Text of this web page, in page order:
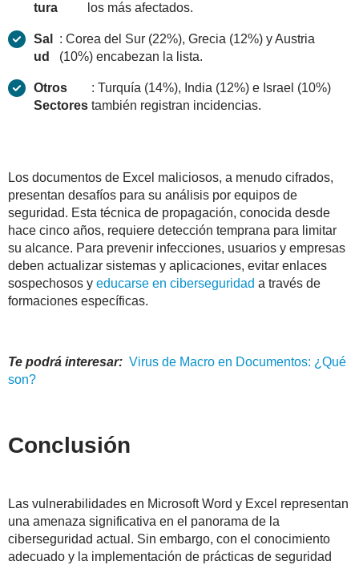
tura
los más afectados.
Sal
ud
: Corea del Sur (22%), Grecia (12%) y Austria
(10%) encabezan la lista.
Otros
Sectores
: Turquía (14%), India (12%) e Israel (10%)
también registran incidencias.
Los documentos de Excel maliciosos, a menudo cifrados,
presentan desafíos para su análisis por equipos de
seguridad. Esta técnica de propagación, conocida desde
hace cinco años, requiere detección temprana para limitar
su alcance. Para prevenir infecciones, usuarios y empresas
deben actualizar sistemas y aplicaciones, evitar enlaces
sospechosos y educarse en ciberseguridad a través de
formaciones específicas.
Te podrá interesar: Virus de Macro en Documentos: ¿Qué
son?
Conclusión
Las vulnerabilidades en Microsoft Word y Excel representan
una amenaza significativa en el panorama de la
ciberseguridad actual. Sin embargo, con el conocimiento
adecuado y la implementación de prácticas de seguridad